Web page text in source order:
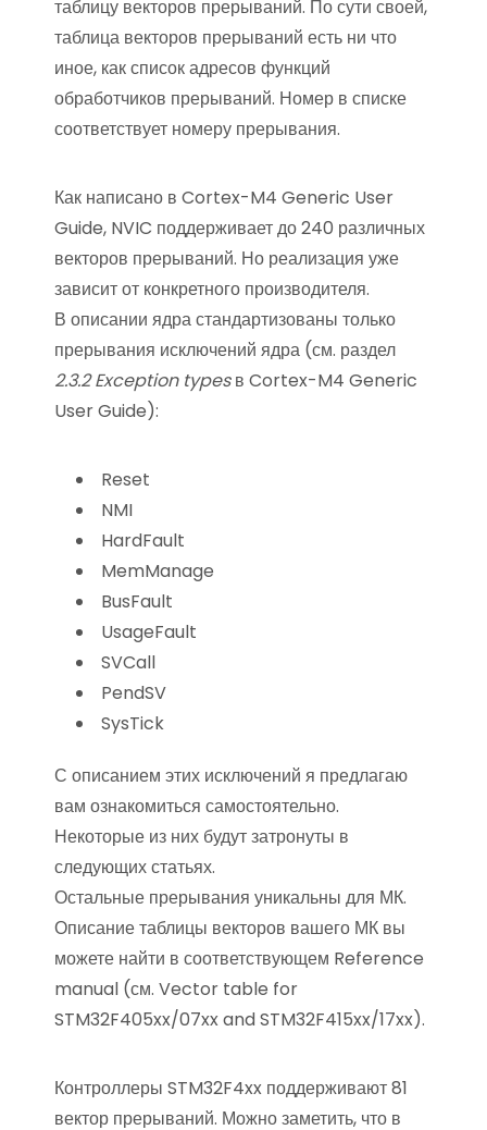
таблицу векторов прерываний. По сути своей,
таблица векторов прерываний есть ни что
иное, как список адресов функций
обработчиков прерываний. Номер в списке
соответствует номеру прерывания.
Как написано в Cortex-M4 Generic User
Guide, NVIC поддерживает до 240 различных
векторов прерываний. Но реализация уже
зависит от конкретного производителя.
В описании ядра стандартизованы только
прерывания исключений ядра (см. раздел
2.3.2 Exception typesв Cortex-M4 Generic
User Guide):
Reset
NMI
HardFault
MemManage
BusFault
UsageFault
SVCall
PendSV
SysTick
С описанием этих исключений я предлагаю
вам ознакомиться самостоятельно.
Некоторые из них будут затронуты в
следующих статьях.
Остальные прерывания уникальны для МК.
Описание таблицы векторов вашего МК вы
можете найти в соответствующем Reference
manual (см. Vector table for
STM32F405xx/07xx and STM32F415xx/17xx).
Контроллеры STM32F4xx поддерживают 81
вектор прерываний. Можно заметить, что в